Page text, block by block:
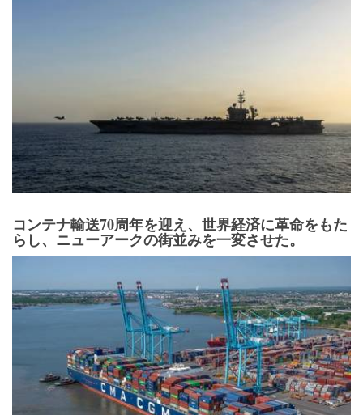
コンテナ輸送70周年を迎え、世界経済に革命をもた
らし、ニューアークの街並みを一変させた。